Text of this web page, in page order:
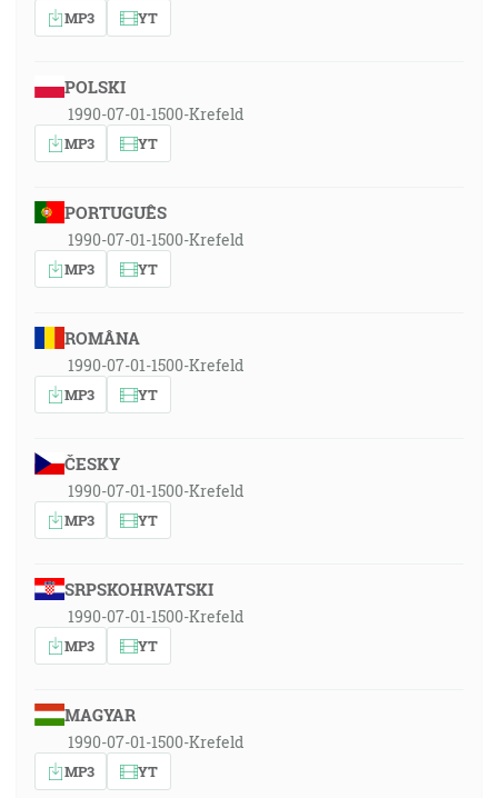
MP3 YT
POLSKI
1990-07-01-1500-Krefeld
MP3 YT
PORTUGUÊS
1990-07-01-1500-Krefeld
MP3 YT
ROMÂNA
1990-07-01-1500-Krefeld
MP3 YT
ČESKY
1990-07-01-1500-Krefeld
MP3 YT
SRPSKOHRVATSKI
1990-07-01-1500-Krefeld
MP3 YT
MAGYAR
1990-07-01-1500-Krefeld
MP3 YT